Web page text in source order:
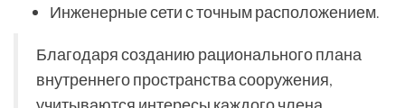
Инженерные сети с точным расположением.
Благодаря созданию рационального плана
внутреннего пространства сооружения,